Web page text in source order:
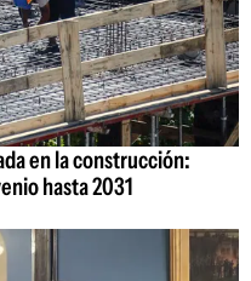
en la construcción:
hasta 2031